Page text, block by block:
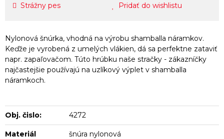
Strážny pes Pridať do wishlistu
Nylonová šnúrka, vhodná na výrobu shamballa náramkov.
Keďže je vyrobená z umelých vlákien, dá sa perfektne zataviť
napr. zapaľovačom. Túto hrúbku naše stračky - zákazníčky
najčastejšie používajú na uzlíkový výplet v shamballa
náramkoch.
Obj. čislo: 4272
Materiál šnúra nylonová